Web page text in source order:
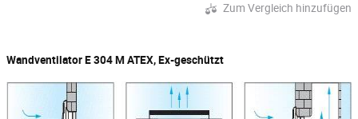
Zum Vergleich hinzufügen
Wandventilator E 304 M ATEX, Ex-geschützt